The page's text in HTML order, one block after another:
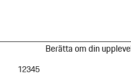
Berätta om din
12345